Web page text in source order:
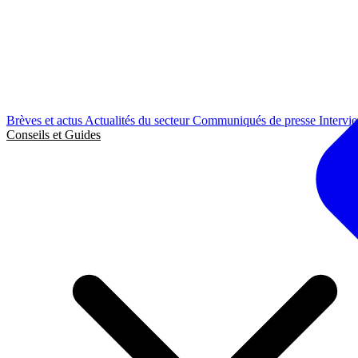
Brèves et actus Actualités du secteurCommuniqués de presse
Conseils et Guides